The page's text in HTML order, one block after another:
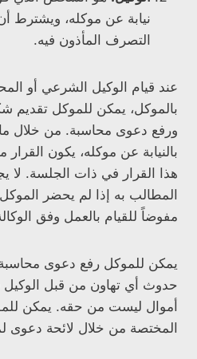
نيابة عن موكله، ويشترط
التصرف المأذون فيه.
عند قيام الوكيل الشرعي أو
بالموكل، يمكن للموكل
ورفع دعوى محاسبة. من خلال ما
بالنيابة عن موكله، يكون القرار
هذا القرار في ذات الجلسة. لا
المطالب به إذا لم يحضر
مفوضاً للقيام بالعمل وفق
يمكن للموكل رفع دعوى
حدوث أي تهاون من قبل الوكيل
أموال ليست من حقه. يمكن
المختصة من خلال لائحة